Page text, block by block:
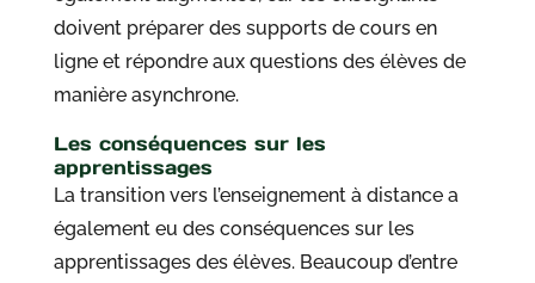
doivent préparer des supports de cours en
ligne et répondre aux questions des élèves de
manière asynchrone.
Les conséquences sur les
apprentissages
La transition vers l’enseignement à distance a
également eu des conséquences sur les
apprentissages des élèves. Beaucoup d’entre